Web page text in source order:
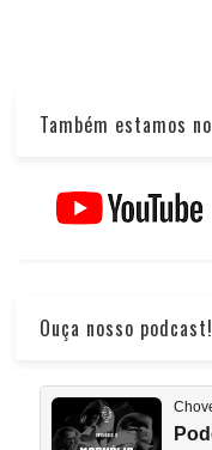
Também estamos no
Ouça nosso podcast!